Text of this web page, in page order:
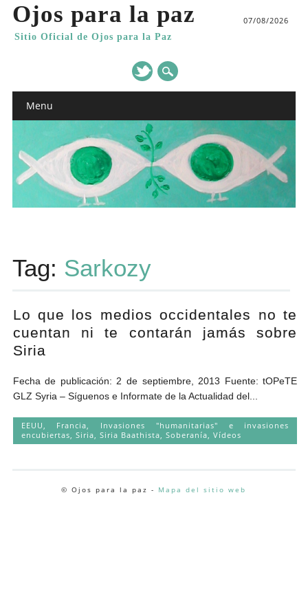
Ojos para la paz
Sitio Oficial de Ojos para la Paz
07/08/2026
Main menu
Menu
Andrés Vázquez de Sola
Tag: Sarkozy
Lo que los medios occidentales no te
cuentan ni te contarán jamás sobre
Siria
Fecha de publicación: 2 de septiembre, 2013 Fuente: tOPeTE
GLZ Syria – Síguenos e Informate de la Actualidad del...
EEUU Francia
Invasiones "humanitarias" e invasiones
encubiertas Siria Siria Baathista Soberanía Vídeos
© Ojos para la paz - Mapa del sitio web